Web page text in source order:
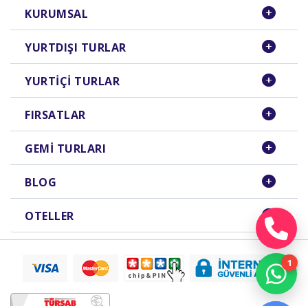
KURUMSAL
YURTDIŞI TURLAR
YURTIÇI TURLAR
FIRSATLAR
GEMI TURLARI
BLOG
OTELLER